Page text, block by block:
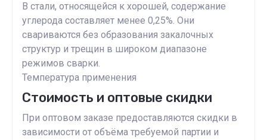
В стали, относящейся к хорошей, содержание
углерода составляет менее 0,25%. Они
свариваются без образования закалочных
структур и трещин в широком диапазоне
режимов сварки.
Температура применения
Стоимость и оптовые скидки
При оптовом заказе предоставляются скидки в
зависимости от объёма требуемой партии и